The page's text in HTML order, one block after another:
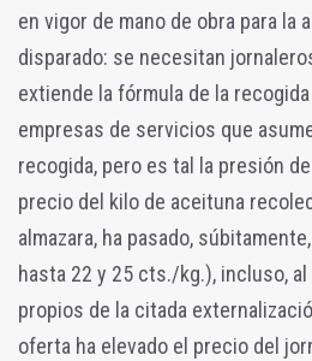
en vigor de mano de obra para la
disparado: se necesitan
extiende la fórmula de la
empresas de servicios que
recogida, pero es tal la presión de
precio del kilo de aceituna
almazara, ha pasado,
hasta 22 y 25 cts./kg.), incluso,
propios de la citada
oferta ha elevado el precio del